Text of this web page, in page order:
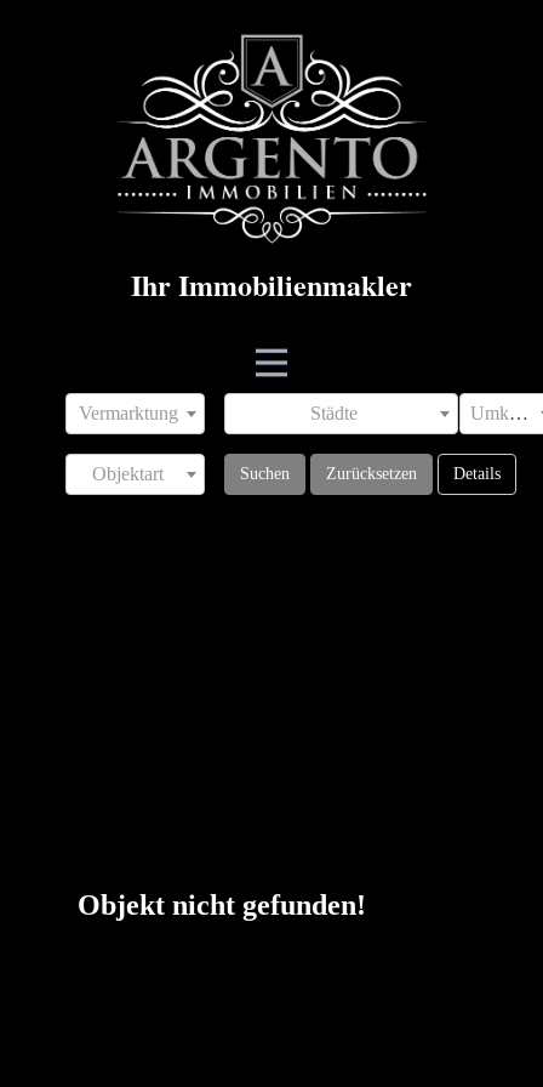
Ihr Immobilienm​akler
Vermarktung Städte Umkreis
Objektart Suchen Zurücksetzen Details
Objekt nicht gefunden!